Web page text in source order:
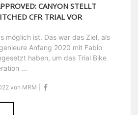
CANYON STELLT
CFR TRIAL VOR
möglich ist. Das war das Ziel, als
Anfang 2020 mit Fabio
haben, um das Trial Bike
...
von MRM |